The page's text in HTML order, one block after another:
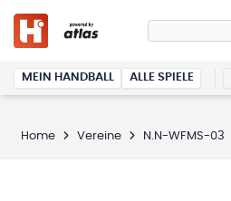
MEIN HANDBALL ALLE SPIELE
Home Vereine N.N-WFMS-03